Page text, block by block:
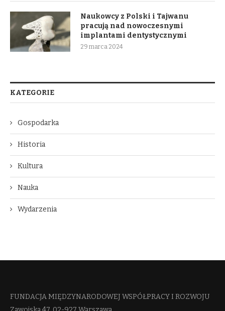
Naukowcy z Polski i Tajwanu
pracują nad nowoczesnymi
implantami dentystycznymi
29 marca 2024
KATEGORIE
Gospodarka
Historia
Kultura
Nauka
Wydarzenia
FUNDACJA MIĘDZYNARODOWEJ WSPÓŁPRACY I ROZWOJU​